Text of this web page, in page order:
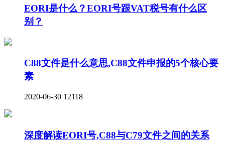
EORI是什么？EORI号跟VAT税号有什么区
别？
C88文件是什么意思,C88文件申报的5个核心要
素
2020-06-30 12118
深度解读EORI号,C88与C79文件之间的关系